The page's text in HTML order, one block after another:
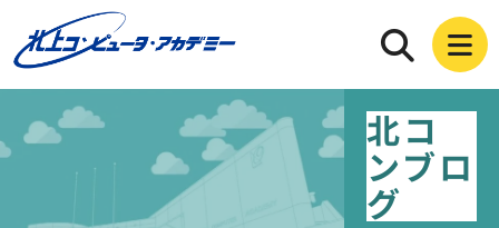
北コ
ンブロ
グ